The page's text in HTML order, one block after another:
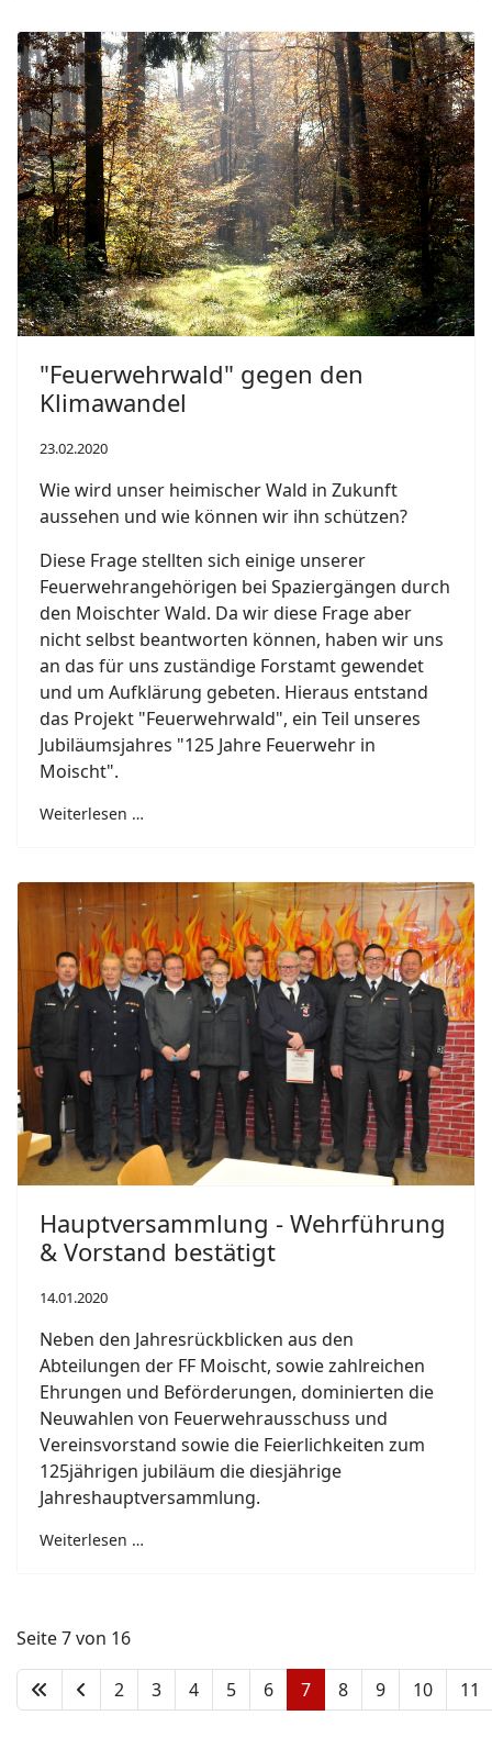
"Feuerwehrwald" gegen den
Klimawandel
23.02.2020
Wie wird unser heimischer Wald in Zukunft
aussehen und wie können wir ihn schützen?
Diese Frage stellten sich einige unserer
Feuerwehrangehörigen bei Spaziergängen durch
den Moischter Wald. Da wir diese Frage aber
nicht selbst beantworten können, haben wir uns
an das für uns zuständige Forstamt gewendet
und um Aufklärung gebeten. Hieraus entstand
das Projekt "Feuerwehrwald", ein Teil unseres
Jubiläumsjahres "125 Jahre Feuerwehr in
Moischt".
Weiterlesen …
Hauptversammlung - Wehrführung
& Vorstand bestätigt
14.01.2020
Neben den Jahresrückblicken aus den
Abteilungen der FF Moischt, sowie zahlreichen
Ehrungen und Beförderungen, dominierten die
Neuwahlen von Feuerwehrausschuss und
Vereinsvorstand sowie die Feierlichkeiten zum
125jährigen jubiläum die diesjährige
Jahreshauptversammlung.
Weiterlesen …
Seite 7 von 16
2 3 4 5 6 7 8 9 10 11